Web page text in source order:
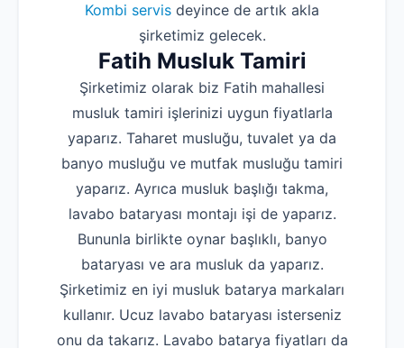
Kombi servis deyince de artık akla
şirketimiz gelecek.
Fatih Musluk Tamiri
Şirketimiz olarak biz Fatih mahallesi
musluk tamiri işlerinizi uygun fiyatlarla
yaparız. Taharet musluğu, tuvalet ya da
banyo musluğu ve mutfak musluğu tamiri
yaparız. Ayrıca musluk başlığı takma,
lavabo bataryası montajı işi de yaparız.
Bununla birlikte oynar başlıklı, banyo
bataryası ve ara musluk da yaparız.
Şirketimiz en iyi musluk batarya markaları
kullanır. Ucuz lavabo bataryası isterseniz
onu da takarız. Lavabo batarya fiyatları da